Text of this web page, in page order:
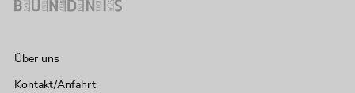
Über uns
Kontakt/Anfahrt